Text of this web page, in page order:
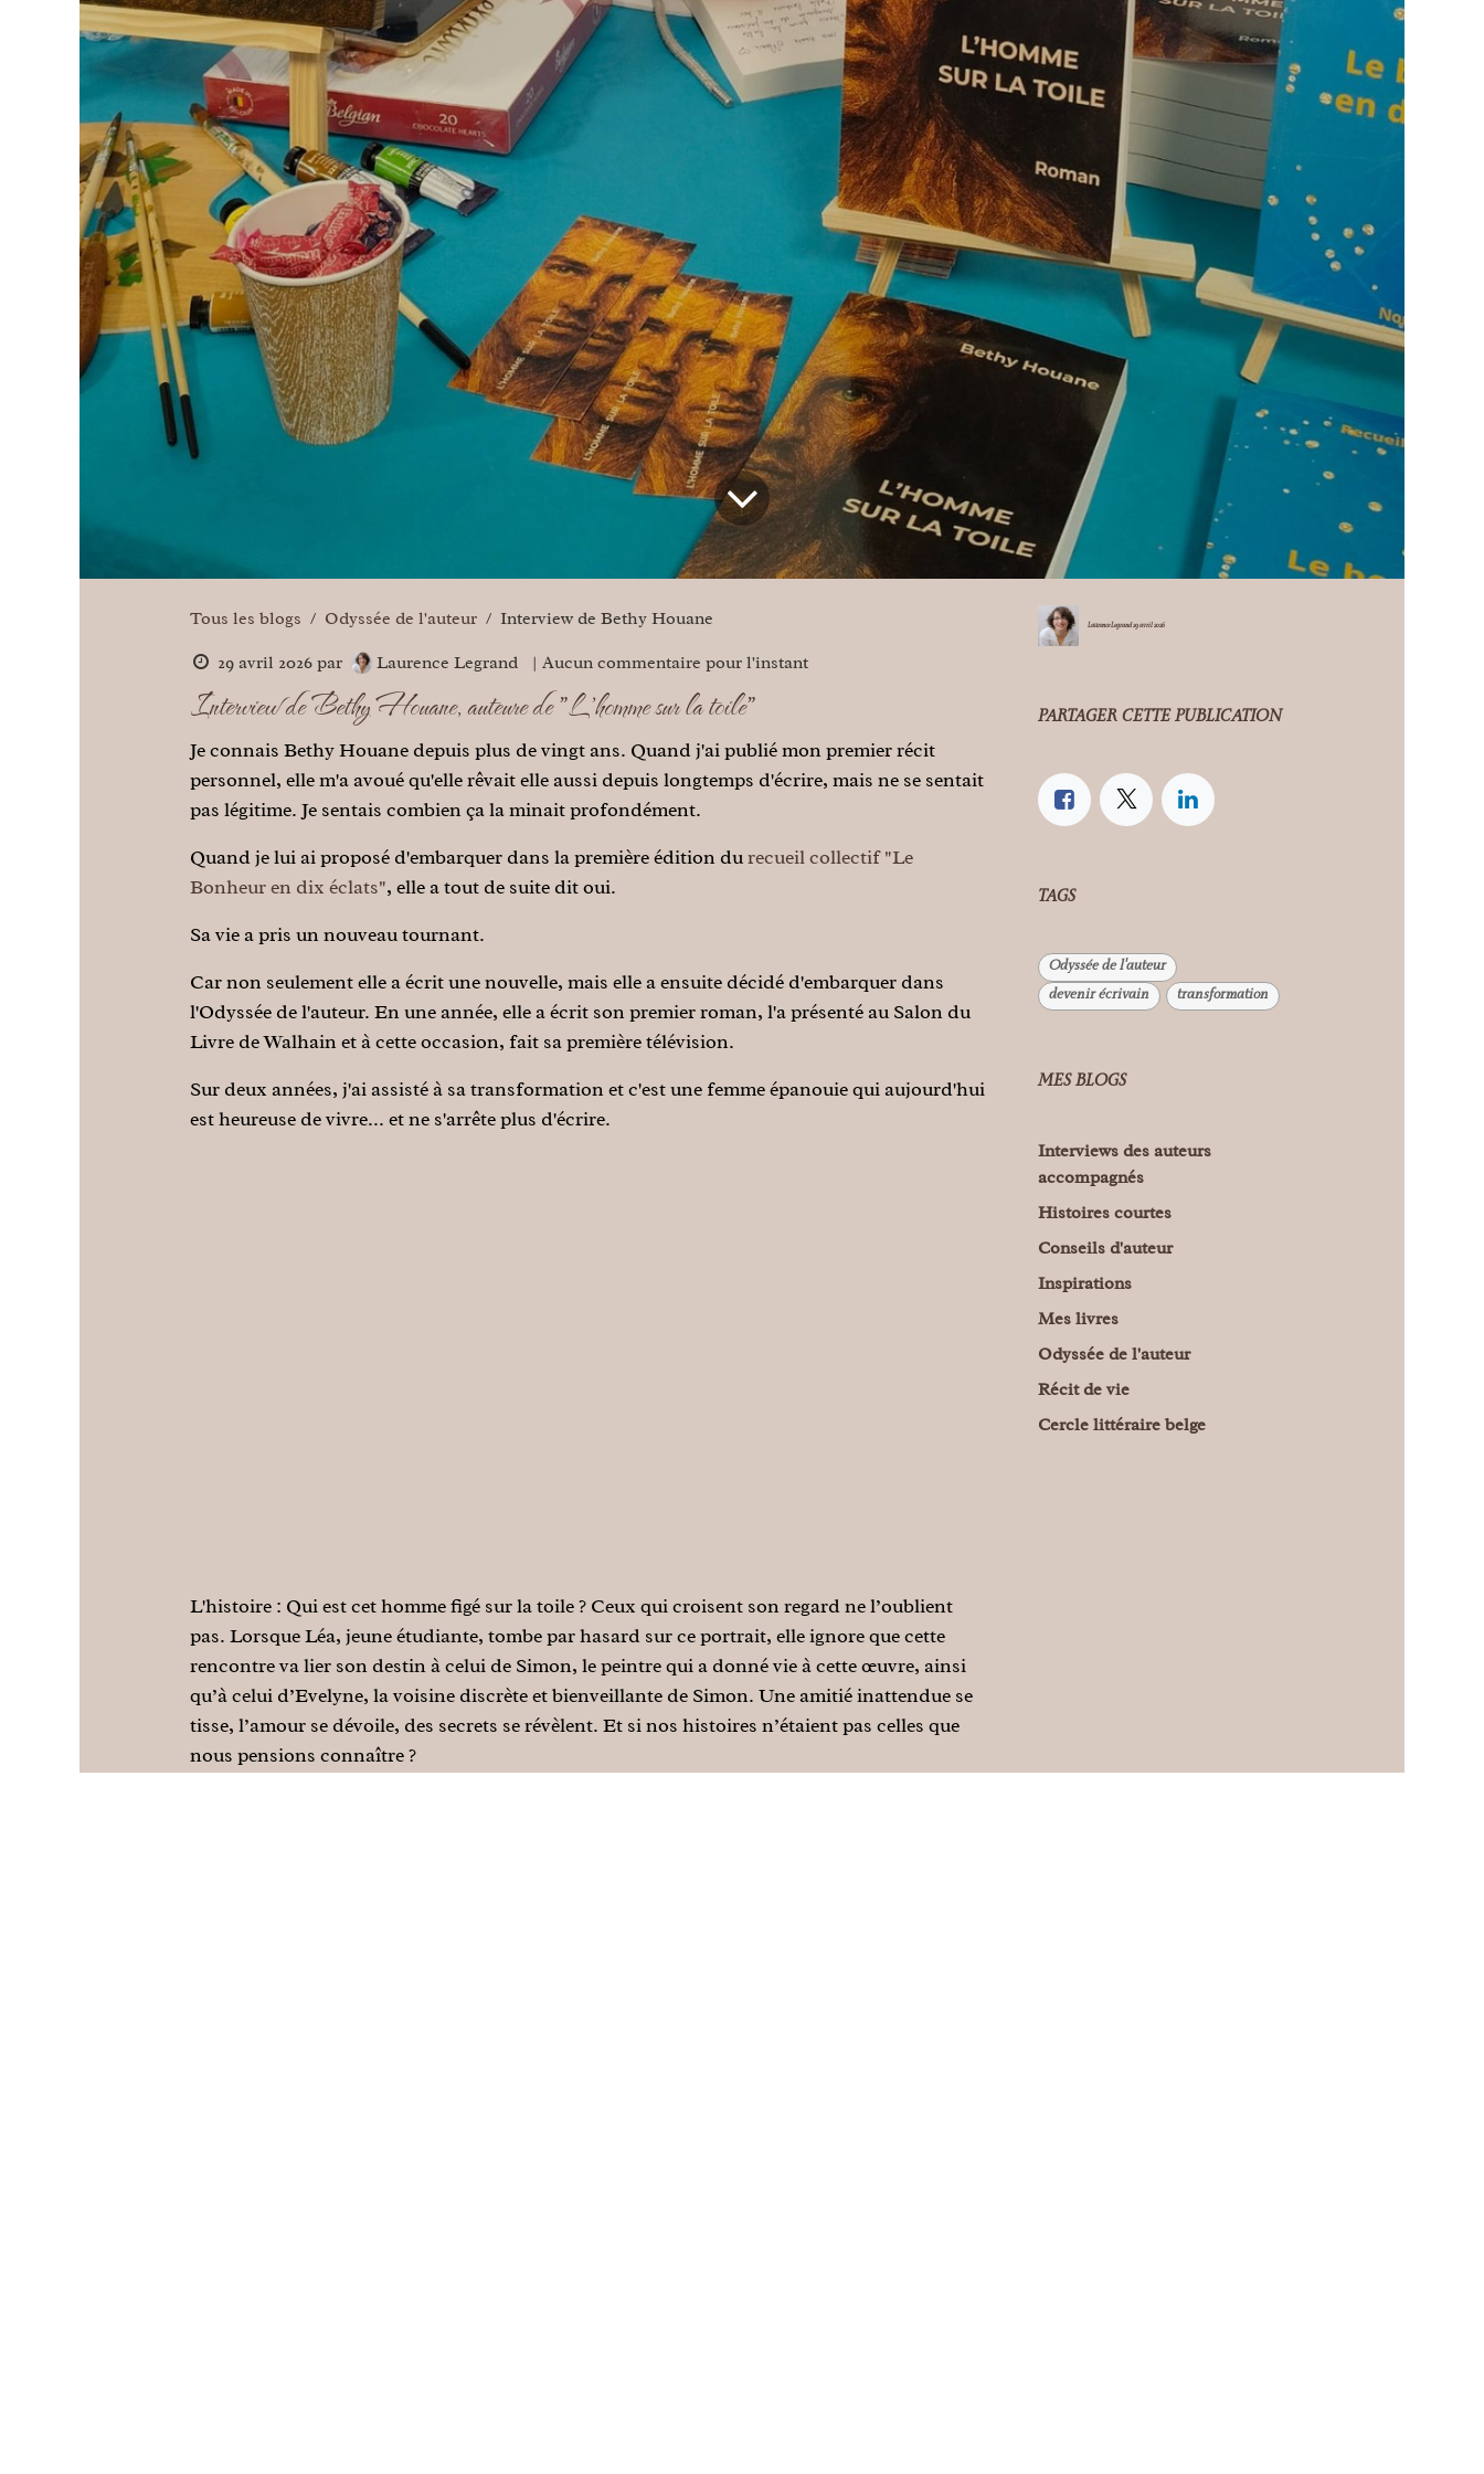
Tous les blogs Odyssée de l'auteur
Interview de Bethy Houane
29 avril 2026 par Laurence Legrand | Aucun commentaire pour l'instant
Interview de Bethy Houane, auteure de "L'homme sur la toile"
Je connais Bethy Houane depuis plus de vingt ans. Quand j'ai publié mon premier récit
personnel, elle m'a avoué qu'elle rêvait elle aussi depuis longtemps d'écrire, mais ne se sentait
pas légitime. Je sentais combien ça la minait profondément.
Quand je lui ai proposé d'embarquer dans la première édition durecueil collectif "Le
Bonheur en dix éclats", elle a tout de suite dit oui.
Sa vie a pris un nouveau tournant.
Car non seulement elle a écrit une nouvelle, mais elle a ensuite décidé d'embarquer dans
l'Odyssée de l'auteur. En une année, elle a écrit son premier roman, l'a présenté au Salon du
Livre de Walhain et à cette occasion, fait sa première télévision.
Sur deux années, j'ai assisté à sa transformation et c'est une femme épanouie qui aujourd'hui
est heureuse de vivre... et ne s'arrête plus d'écrire.
L'histoire : Qui est cet homme figé sur la toile ? Ceux qui croisent son regard ne l’oublient
pas. Lorsque Léa, jeune étudiante, tombe par hasard sur ce portrait, elle ignore que cette
rencontre va lier son destin à celui de Simon, le peintre qui a donné vie à cette œuvre, ainsi
qu’à celui d’Evelyne, la voisine discrète et bienveillante de Simon. Une amitié inattendue se
tisse, l’amour se dévoile, des secrets se révèlent. Et si nos histoires n’étaient pas celles que
nous pensions connaître ?
Laurence Legrand29 avril 2026
PARTAGER CETTE PUBLICATION
TAGS
Odyssée de l'auteur
devenir écrivain
transformation
MES BLOGS
Interviews des auteurs
accompagnés
Histoires courtes
Conseils d'auteur
Inspirations
Mes livres
Odyssée de l'auteur
Récit de vie
Cercle littéraire belge